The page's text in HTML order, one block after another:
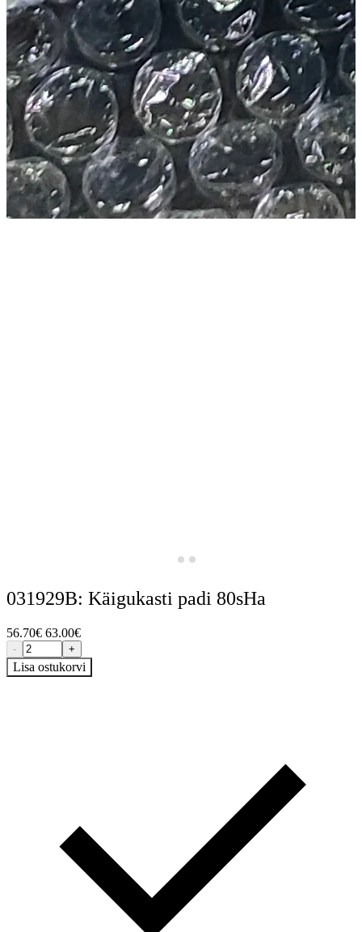
031929B: Käigukasti padi 80sHa
56.70€ 63.00€
- +
Lisa ostukorvi